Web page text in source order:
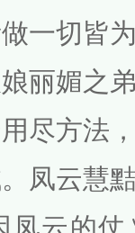
一切皆
丽媚之
尽方法
凤云慧